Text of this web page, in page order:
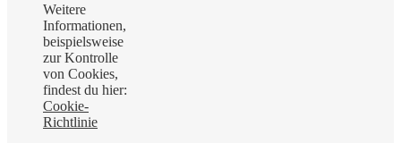
Weitere
Informationen,
beispielsweise
zur Kontrolle
von Cookies,
findest du hier:
Cookie-
Richtlinie